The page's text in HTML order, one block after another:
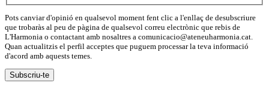
Pots canviar d'opinió en qualsevol moment fent clic a l'enllaç de desubscriure
que trobaràs al peu de pàgina de qualsevol correu electrònic que rebis de
L'Harmonia o contactant amb nosaltres a comunicacio@ateneuharmonia.cat.
Quan actualitzis el perfil acceptes que puguem processar la teva informació
d'acord amb aquests temes.